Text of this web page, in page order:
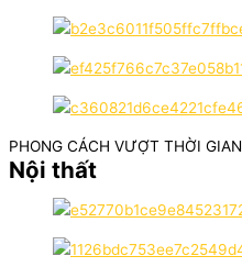
PHONG CÁCH VƯỢT THỜI GIAN
Nội thất